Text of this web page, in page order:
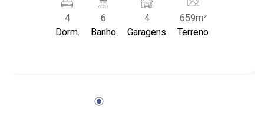
total, sendo 1 lavabo e os demais com armários,
box em vidro e espelho; - Banheira; - 04 vagas
de garagem cobertas; - Sala de estar; - Sala
paisagismo; - Piscina com prainha; - Placa de
4
Dorm.
6
Banho
4
Garagens
659m²
Terreno